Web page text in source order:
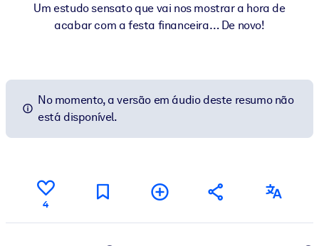
Um estudo sensato que vai nos mostrar a hora de
acabar com a festa financeira… De novo!
No momento, a versão em áudio deste resumo não
está disponível.
4